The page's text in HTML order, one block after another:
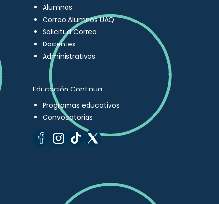
Alumnos
Correo Alumnos UAQ
Solicitud Correo
Docentes
Administrativos
Educación Continua
Programas educativos
Convocatorias